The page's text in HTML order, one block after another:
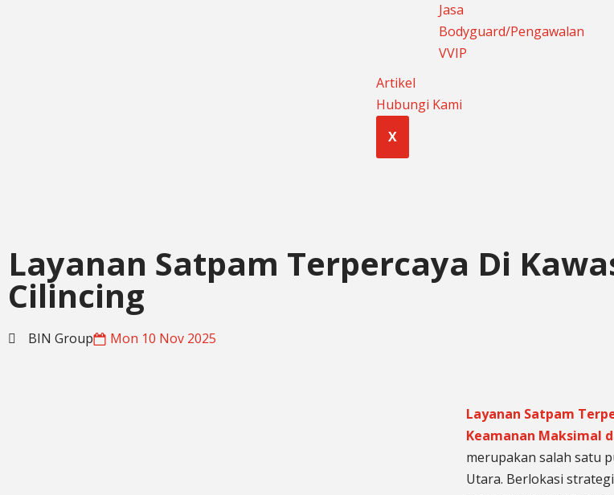
Jasa
Bodyguard/Pengawalan
VVIP
Artikel
Hubungi Kami
X
Layanan Satpam Terpercaya Di
Cilincing
BIN Group Mon 10 Nov 2025
Layanan Satpam
Keamanan Maksimal
merupakan salah satu
Utara. Berlokasi